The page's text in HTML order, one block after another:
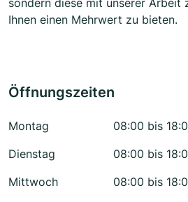
sondern diese mit unserer Arbeit
Ihnen einen Mehrwert zu bieten.
Öffnungszeiten
Montag
08:00 bis
Dienstag
08:00 bis
Mittwoch
08:00 bis